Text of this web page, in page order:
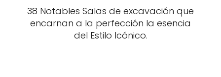
38 Notables Salas de excavación que
encarnan a la perfección la esencia
del Estilo Icónico.